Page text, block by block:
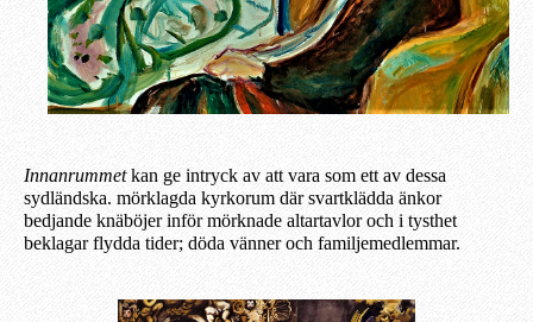
Innanrummetkan ge intryck av att vara som ett av dessa
sydländska. mörklagda kyrkorum där svartklädda änkor
bedjande knäböjer inför mörknade altartavlor och i tysthet
beklagar flydda tider; döda vänner och familjemedlemmar.